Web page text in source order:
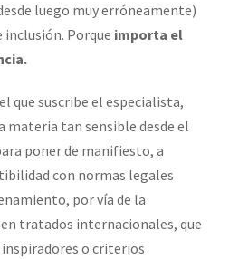
luego muy erróneamente)
inclusión. Porque importa el
que suscribe el especialista,
materia tan sensible desde el
poner de manifiesto, a
con normas legales
por vía de la
tratados internacionales, que
o criterios